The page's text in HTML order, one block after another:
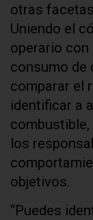
otras
Uniendo el
operario con
consumo de
comparar el
identificar a
combustible,
los
objetivos.
“Puedes